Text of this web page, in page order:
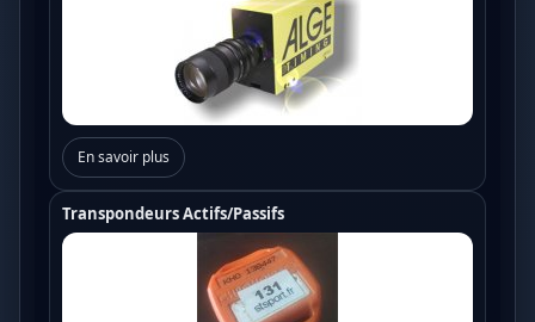
En savoir plus
Transpondeurs Actifs/Passifs